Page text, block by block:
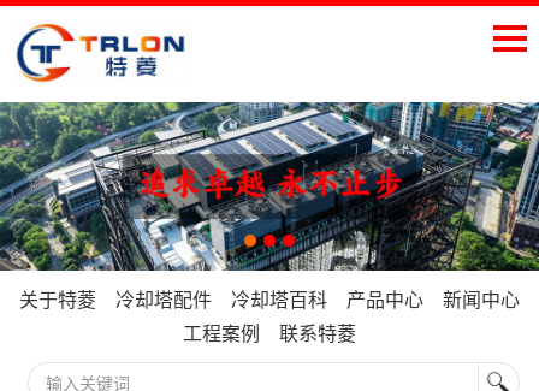
关于特菱 冷却塔配件 冷却塔百科 产品中心
新闻中心
工程案例
联系特菱